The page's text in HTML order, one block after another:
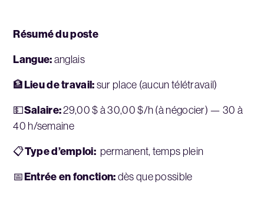
Résumé du poste
Langue: anglais
🏦Lieu de travail: sur place (aucun télétravail)
💵Salaire:29,00 $ à 30,00 $/h (à négocier) — 30 à
40 h/semaine
📋Type d’emploi: permanent, temps plein
📅Entrée en fonction: dès que possible